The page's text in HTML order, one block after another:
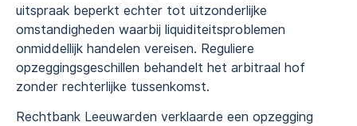
uitspraak beperkt echter tot uitzonderlijke
omstandigheden waarbij liquiditeitsproblemen
onmiddellijk handelen vereisen. Reguliere
opzeggingsgeschillen behandelt het arbitraal hof
zonder rechterlijke tussenkomst.
Rechtbank Leeuwarden verklaarde een opzegging